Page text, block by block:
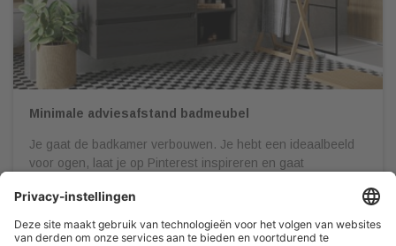
Minimale adviesafstand badmeubel
Je gaat de badkamer verbouwen. Je hebt een ideaalbeeld
voor ogen, laat je op Pinterest inspireren en gaat
wensen in kaart te brengen. Het is belangrijk dat je jouw
badkamer door een professional gedetailleerd en op schaal
laat uittekenen. Dit om onaangename verrassingen te